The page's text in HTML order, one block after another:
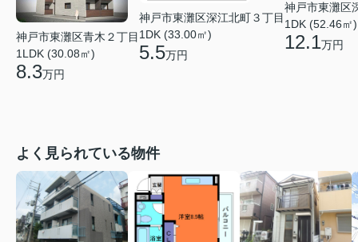
神戸市東灘区青木２丁目
1LDK (30.08㎡)
8.3万円
神戸市東灘区深江北町３丁目
1DK (33.00㎡)
5.5万円
神戸市東灘区
1DK (52.46㎡)
12.1万円
よく見られている物件